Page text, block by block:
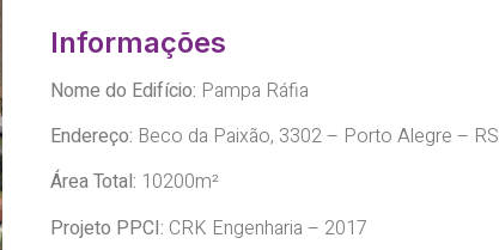
Informações
Nome do Edifício: Pampa Ráfia
Endereço: Beco da Paixão, 3302 – Porto Alegre – RS
Área Total: 10200m²
Projeto PPCI: CRK Engenharia – 2017